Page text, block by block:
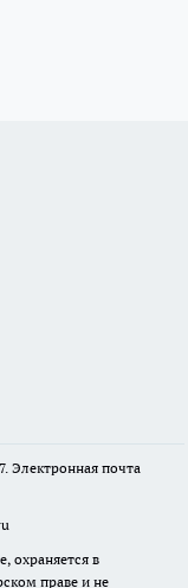
Электронная почта
охраняется в
праве и не